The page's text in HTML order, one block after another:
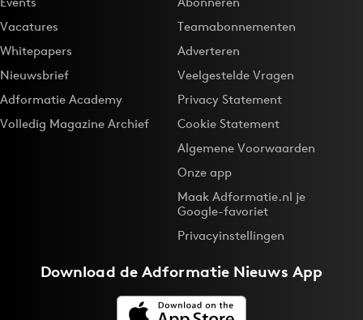
Vacatures
Whitepapers
Nieuwsbrief
Adformatie Academy
Volledig Magazine Archief
Teamabonnementen
Adverteren
Veelgestelde Vragen
Privacy Statement
Cookie Statement
Algemene Voorwaarden
Onze app
Maak Adformatie.nl je
Google-favoriet
Privacyinstellingen
Download deAdformatie Nieuws App